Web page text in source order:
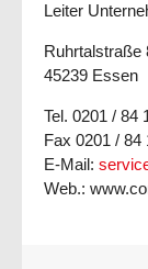
Leiter
Ruhrtalstraße
45239 Essen
Tel. 0201 / 84
Fax 0201 / 84
E-Mail:
Web.: